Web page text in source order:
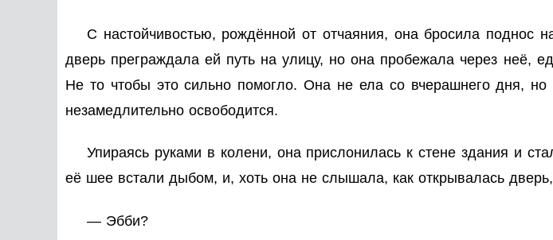
С настойчивостью, рождённой от отчаяния, она бросила поднос
дверь преграждала ей путь на улицу, но она пробежала через неё,
Не то чтобы это сильно помогло. Она не ела со вчерашнего дня,
незамедлительно освободится.
Упираясь руками в колени, она прислонилась к стене здания и
её шее встали дыбом, и, хоть она не слышала, как открывалась
— Эбби?